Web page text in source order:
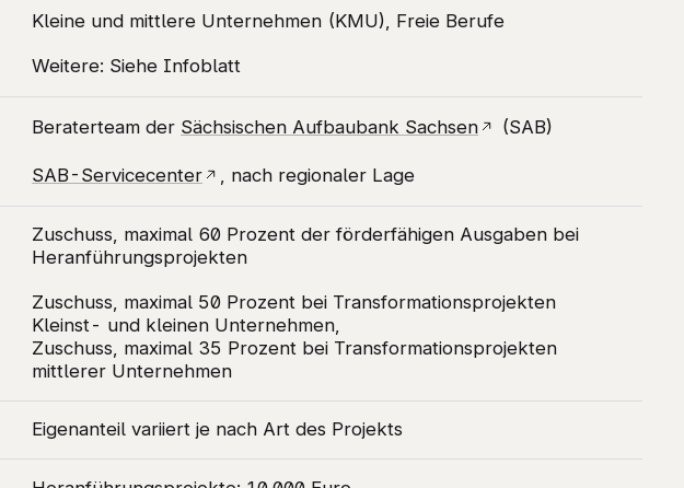
Kleine und mittlere Unternehmen (KMU), Freie Berufe
Weitere: Siehe Infoblatt
Beraterteam der Sächsischen Aufbaubank Sachsen (SAB)
SAB-Servicecenter , nach regionaler Lage
Zuschuss, maximal 60 Prozent der förderfähigen Ausgaben bei
Heranführungsprojekten
Zuschuss, maximal 50 Prozent bei Transformationsprojekten
Kleinst- und kleinen Unternehmen,
Zuschuss, maximal 35 Prozent bei Transformationsprojekten
mittlerer Unternehmen
Eigenanteil variiert je nach Art des Projekts